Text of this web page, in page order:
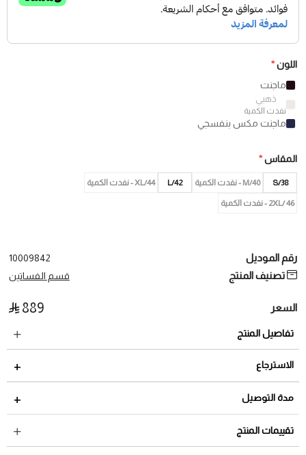
اللون*
ماجنت
ذهبي
نفدت الكمية
ماجنت مكس بنفسجي
المقاس*
38/S 40/M - نفدت الكمية 42/L XL/44 - نفدت الكمية
46 /2XL - نفدت الكمية
رقم الموديل 10009842
تصنيف المنتج قسم الفساتين
السعر 889
تفاصيل المنتج
الاسترجاع
مدة الاسترجاع 2 أيام من تاريخ استلام الطلب
لمراجعة سياسة الاسترجاع عبر الرابط التالي
مدة التوصيل
داخل السعودية: من 3 الى 8 أيام عمل
تقييمات المنتج